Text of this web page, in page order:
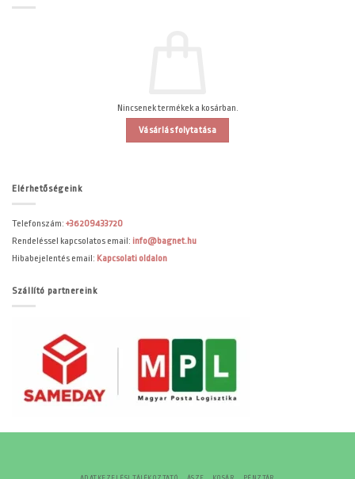
Nincsenek termékek a kosárban.
Vásárlás folytatása
Elérhetőségeink
Telefonszám: +36209433720
Rendeléssel kapcsolatos email: info@bagnet.hu
Hibabejelentés email: Kapcsolati oldalon
Szállító partnereink